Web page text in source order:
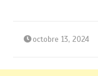
octobre 13, 2024